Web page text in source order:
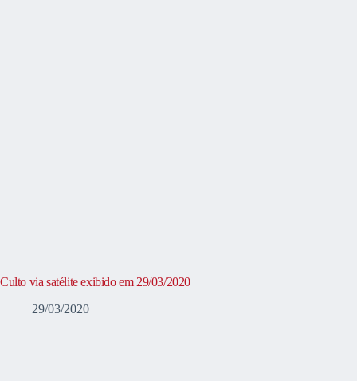
Culto via satélite exibido em 29/03/2020
29/03/2020